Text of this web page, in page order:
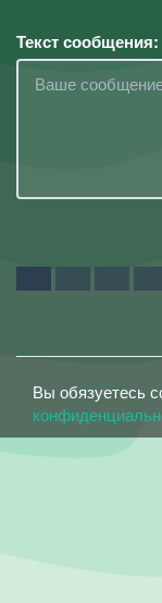
Текст сообщения:
Вы обязуетесь